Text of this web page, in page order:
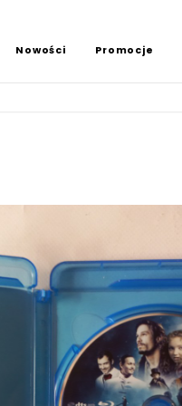
Nowości Promocje